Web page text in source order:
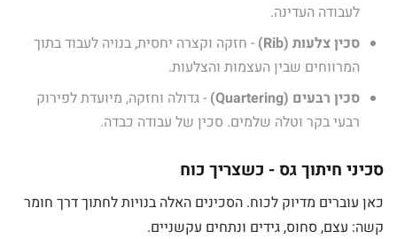
לעבודה העדינה.
סכין צלעות (Rib)
- חזקה וקצרה יחסית, בנויה לעבוד בתוך
המרווחים שבין העצמות והצלעות.
סכין רבעים (Quartering)
- גדולה וחזקה, מיועדת לפירוק
רבעי בקר וטלה שלמים. סכין של עבודה כבדה.
סכיני חיתוך גס - כשצריך כוח
כאן עוברים מדיוק לכוח. הסכינים האלה בנויות לחתוך דרך חומר
קשה: עצם, סחוס, גידים ונתחים עקשניים.